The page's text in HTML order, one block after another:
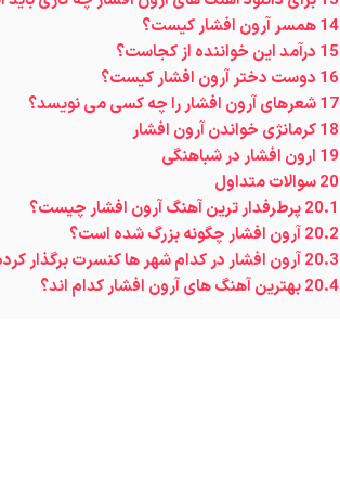
14همسر آرون افشار کیست؟
15 درآمد این خواننده از کجاست؟
16 دوست دختر آرون افشار کیست؟
17شعرهای آرون افشار را چه کسی می نویسد؟
18کرمانژی خواندن آرون افشار
19 ارون افشار در شباهنگی
20سوالات متداول
20.1پرطرفدار ترین آهنگ آرون افشار چیست؟
20.2آرون افشار چگونه بزرگ شده است؟
20.3آرون افشار در کدام شهر ها کنسرت برگذار
20.4بهترین آهنگ های آرون افشار کدام اند؟